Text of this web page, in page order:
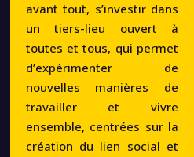
avant tout, s’investir dans
un tiers-lieu ouvert à
toutes et tous, qui permet
d’expérimenter de
nouvelles manières de
travailler et vivre
ensemble, centrées sur la
création du lien social et